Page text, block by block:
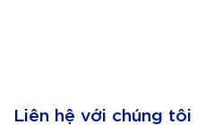
Liên hệ với chúng tôi